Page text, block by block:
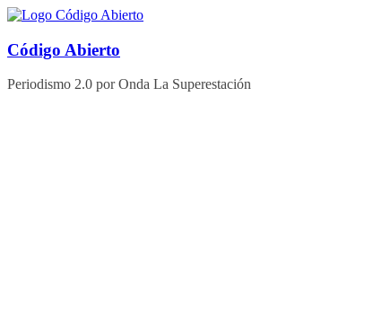
Saltar
contenido
Código Abierto
Periodismo 2.0 por Onda La Superestación